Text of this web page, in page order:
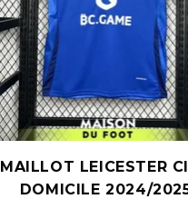
MAILLOT LEICESTER
DOMICILE 2024/